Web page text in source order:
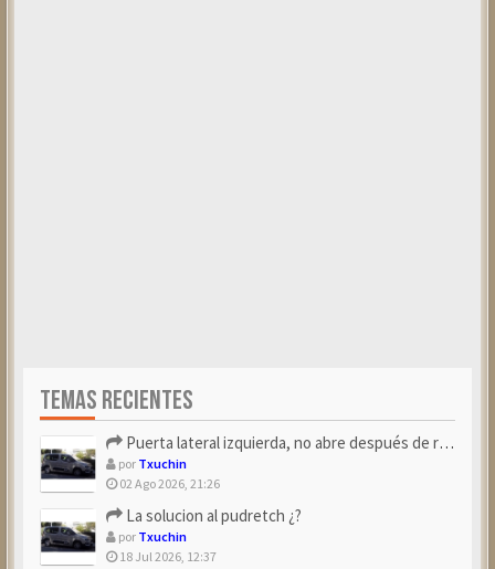
TEMAS RECIENTES
Puerta lateral izquierda, no abre después de repostar.
por Txuchin
02 Ago 2026, 21:26
La solucion al pudretch ¿?
por Txuchin
18 Jul 2026, 12:37